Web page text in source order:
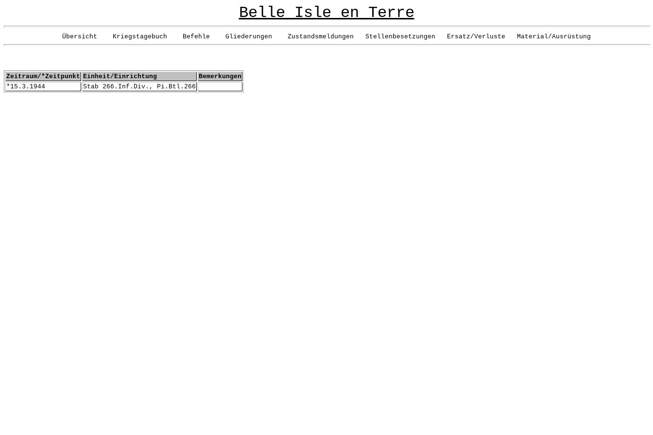
Belle Isle en Terre
Übersicht Kriegstagebuch Befehle Gliederungen Zustandsmeldungen Stellenbesetzungen Ersatz/Verluste Material/Ausrüstung
Zeitraum/*Zeitpunkt Einheit/Einrichtung
Bemerkungen
*15.3.1944
Stab 266.Inf.Div., Pi.Btl.266